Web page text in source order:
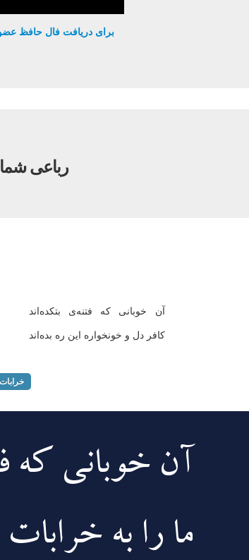
برای دریافت فال حافظ
رباعی
آن خوبانی که فتنه‌ی بتکده‌اند
کافر دل و خونخواره این ره بده‌اند
خرابات